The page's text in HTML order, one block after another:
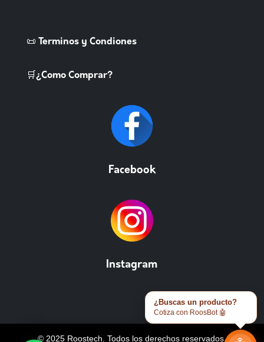
📜 Terminos y Condiones
🛒¿Como Comprar?
Facebook
Instagram
© 2025 Roostech. Todos los derechos reservados.
¿Buscas un producto?
Cotiza con RoosBot 🤖